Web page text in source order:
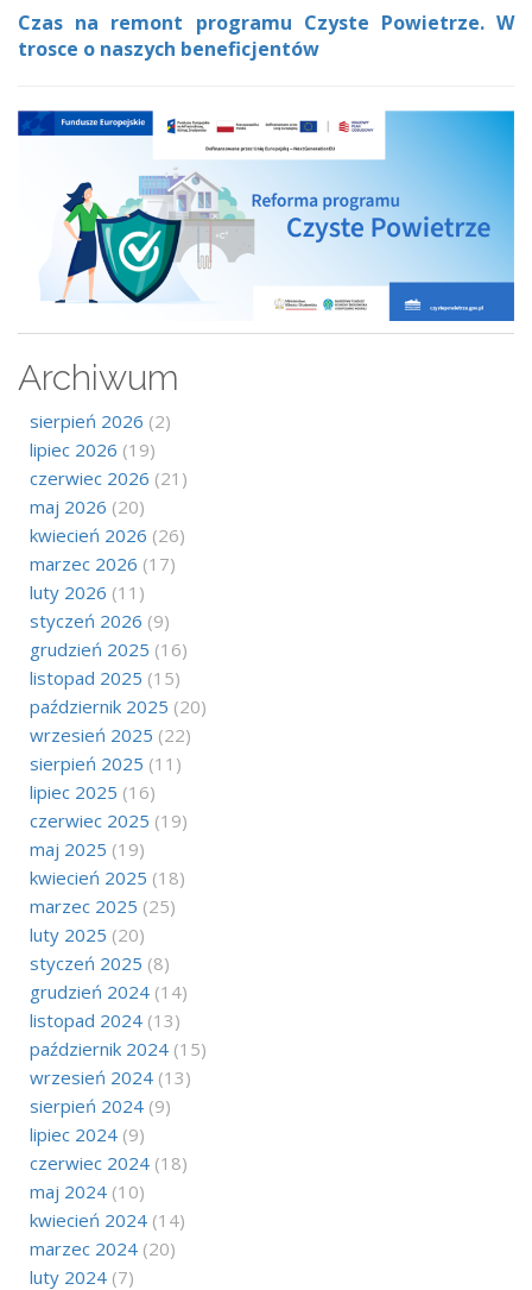
Czas na remont programu Czyste Powietrze. W
trosce o naszych beneficjentów
Archiwum
sierpień 2026 (2)
lipiec 2026 (19)
czerwiec 2026 (21)
maj 2026 (20)
kwiecień 2026 (26)
marzec 2026 (17)
luty 2026 (11)
styczeń 2026 (9)
grudzień 2025 (16)
listopad 2025 (15)
październik 2025 (20)
wrzesień 2025 (22)
sierpień 2025 (11)
lipiec 2025 (16)
czerwiec 2025 (19)
maj 2025 (19)
kwiecień 2025 (18)
marzec 2025 (25)
luty 2025 (20)
styczeń 2025 (8)
grudzień 2024 (14)
listopad 2024 (13)
październik 2024 (15)
wrzesień 2024 (13)
sierpień 2024 (9)
lipiec 2024 (9)
czerwiec 2024 (18)
maj 2024 (10)
kwiecień 2024 (14)
marzec 2024 (20)
luty 2024 (7)